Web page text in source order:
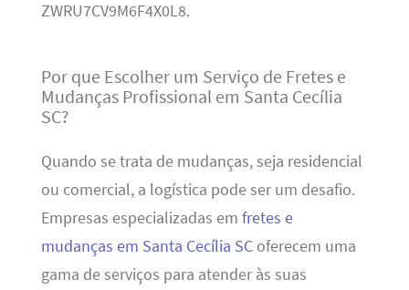
ZWRU7CV9M6F4X0L8.
Por que Escolher um Serviço de Fretes e
Mudanças Profissional em Santa Cecília
SC?
Quando se trata de mudanças, seja residencial
ou comercial, a logística pode ser um desafio.
Empresas especializadas em fretes e
mudanças em Santa Cecília SCoferecem uma
gama de serviços para atender às suas